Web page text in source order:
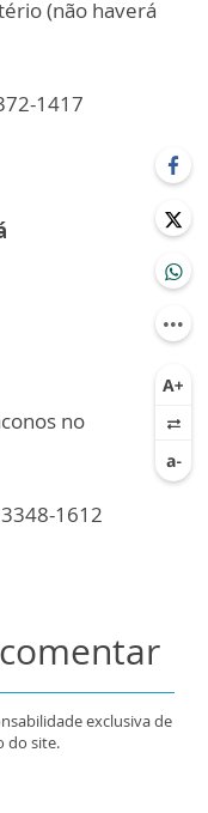
(não haverá
1417
no
1612
exclusiva de
do site.